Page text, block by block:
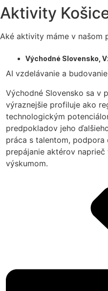
Aktivity
Aké aktivity máme v našom
Východné Slovensko
AI vzdelávanie a
Východné Slovensko sa v
výraznejšie profiluje ako
technologickým
predpokladov jeho
práca s talentom,
prepájanie aktérov
výskumom.